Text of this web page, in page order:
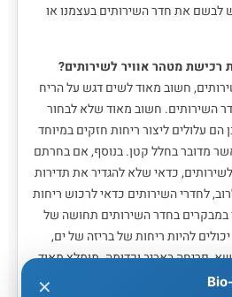
לבשם את חדר השירותים בעצמנו או
מטהר אוויר לשירותים?
חשוב מאוד לשים דגש על הריח
השירותים. חשוב מאוד שלא לבחור
הם עלולים ליצור ריחות חזקים במיוחד
מדובר בחלל קטן. בנוסף, אם בחרתם
כדאי שלא להגדיר את תדירות
לחדרי השירותים כדאי לרכוש ריחות
במבקרים בחדר השירותים תחושה של
יכולים להיות ריחות של בריזה של ים,
פריחה באביב וכדומה. מומלץ מאוד
בטרם קנייתו, וזאת על מנת
✕